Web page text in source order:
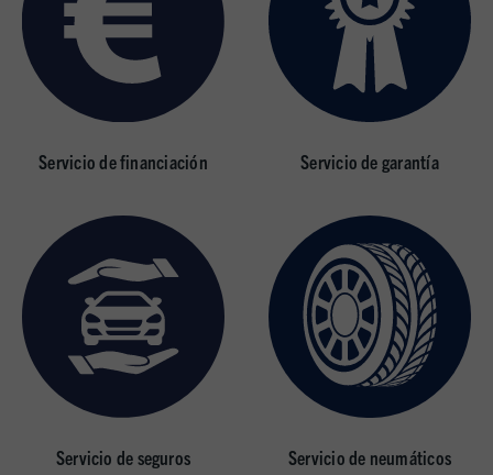
Servicio de financiación Servicio de garantía
Servicio de seguros Servicio de neumáticos